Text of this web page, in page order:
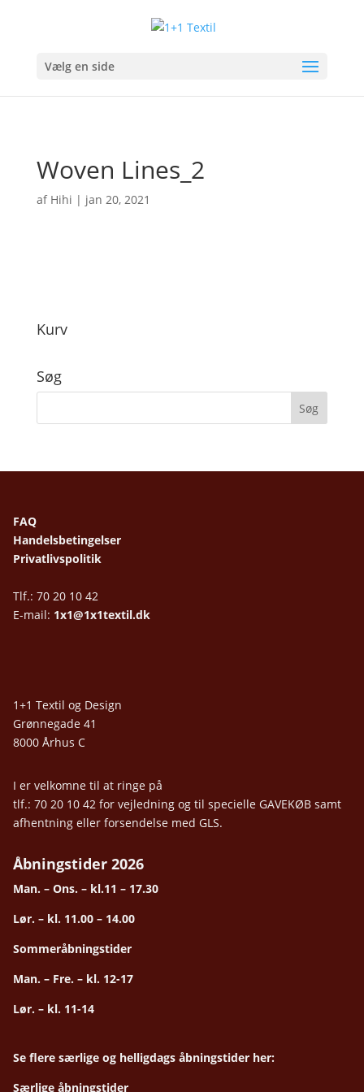
Vælg en side
Woven Lines_2
af Hihi | jan 20, 2021
Kurv
Søg
FAQ
Handelsbetingelser
Privatlivspolitik
Tlf.: 70 20 10 42
E-mail: 1x1@1x1textil.dk
1+1 Textil og Design
Grønnegade 41
8000 Århus C
I er velkomne til at ringe på
tlf.: 70 20 10 42 for vejledning og til specielle GAVEKØB samt
afhentning eller forsendelse med GLS.
Åbningstider 2026
Man. – Ons. – kl.11 – 17.30
Lør. – kl. 11.00 – 14.00
Sommeråbningstider
Man. – Fre. – kl. 12-17
Lør. – kl. 11-14
Se flere særlige og helligdags åbningstider her:
Særlige åbningstider